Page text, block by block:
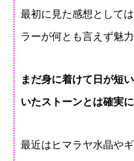
最初に見た感想として
ラーが何とも言えず魅力
まだ身に着けて日が短
いたストーンとは確実
最近はヒマラヤ水晶や